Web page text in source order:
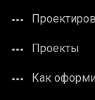
Проекты
Как